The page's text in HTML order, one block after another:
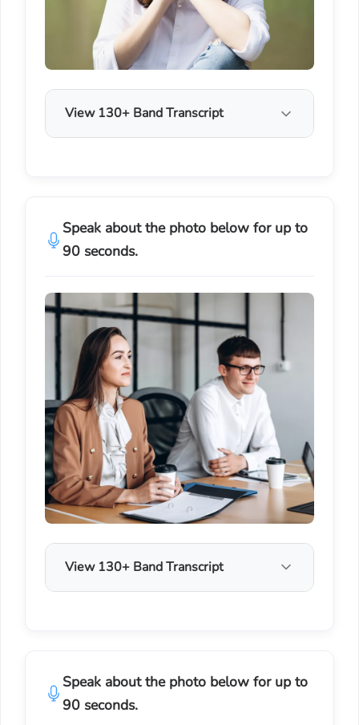
View 130+ Band Transcript
Speak about the photo below for up to
90 seconds.
View 130+ Band Transcript
Speak about the photo below for up to
90 seconds.